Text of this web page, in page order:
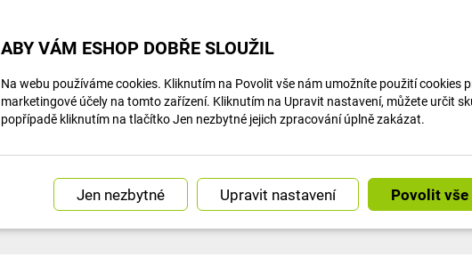
ABY VÁM ESHOP DOBŘE SLOUŽIL
Na webu používáme cookies. Kliknutím na Povolit vše nám umožníte použití cookies
marketingové účely na tomto zařízení. Kliknutím na Upravit nastavení, můžete určit
popřípadě kliknutím na tlačítko Jen nezbytné jejich zpracování úplně zakázat.
Upravit nastavení
Článek na navody.dratek.cz a Centrální mozek: Co je to Hub a proč bez něj chytrou domácnost... Článek na navody.dratek.cz a Úvod do chytré domácnosti. Odkaz také v BIO....
Náš instagram